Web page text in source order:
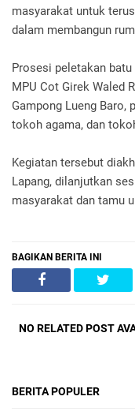
masyarakat untuk
dalam membangun
Prosesi peletakan
MPU Cot Girek Waled
Gampong Lueng Baro,
tokoh agama, dan
Kegiatan tersebut
Lapang, dilanjutkan
masyarakat dan tamu
BAGIKAN BERITA INI
NO RELATED POST
BERITA POPULER